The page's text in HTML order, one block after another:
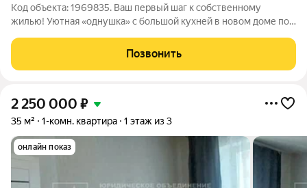
Код объекта: 1969835. Ваш первый шаг к собственному
жилью! Уютная «однушка» с большой кухней в новом доме под
можно сразу жить? Этот вариант ваш идеальный старт! Это не
просто метры, а готовое
Позвонить
2 250 000 ₽
35 м² 1-комн. квартира 1 этаж из 3
онлайн показ